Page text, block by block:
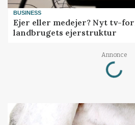
BUSINESS
Ejer eller medejer? Nyt tv-
landbrugets ejerstruktur
Annonce
Loading...